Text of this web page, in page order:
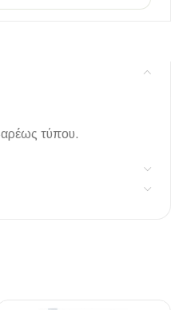
τύπου.